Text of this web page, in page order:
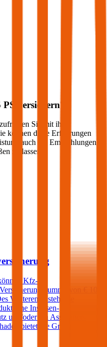
PS versichern?
Sie mit ihrer
können diese Erfahrungen
auch die Empfehlungen
zu lassen:
Kfz-
von € 10,
Weiteren besteht die
eine Insassen-
und/oder ein Assistance-
bietet die Grazer